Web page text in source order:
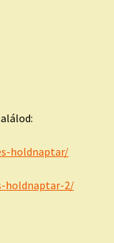
holdnaptar/
holdnaptar-2/